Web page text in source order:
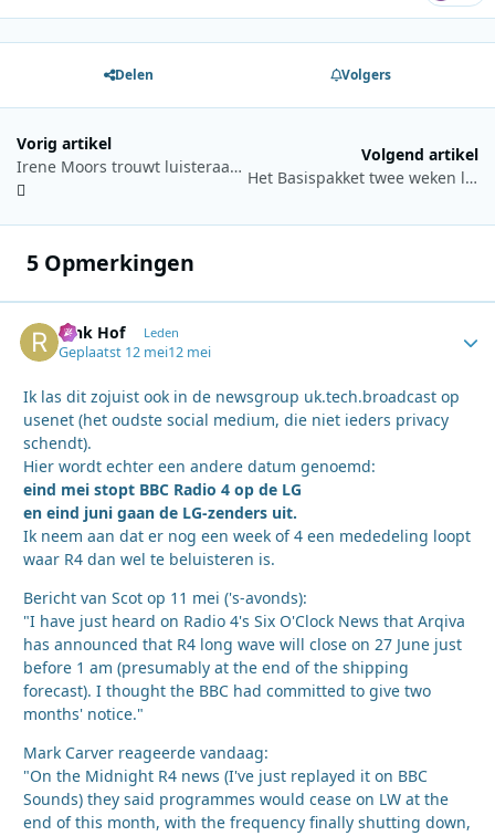
Delen Volgers
Vorig artikel
Irene Moors trouwt luisteraars tijdens 100% NL Trouwmarathon
Volgend artikel
Het Basispakket twee weken lang te horen op Radio Veronica
5 Opmerkingen
Rink Hof Leden
Geplaatst 12 mei12 mei
Ik las dit zojuist ook in de newsgroup uk.tech.broadcast op
usenet (het oudste social medium, die niet ieders privacy
schendt).
Hier wordt echter een andere datum genoemd:
eind mei stopt BBC Radio 4 op de LG
en eind juni gaan de LG-zenders uit.
Ik neem aan dat er nog een week of 4 een mededeling loopt
waar R4 dan wel te beluisteren is.
Bericht van Scot op 11 mei ('s-avonds):
"I have just heard on Radio 4's Six O'Clock News that Arqiva
has announced that R4 long wave will close on 27 June just
before 1 am (presumably at the end of the shipping
forecast). I thought the BBC had committed to give two
months' notice."
Mark Carver reageerde vandaag:
"On the Midnight R4 news (I've just replayed it on BBC
Sounds) they said programmes would cease on LW at the
end of this month, with the frequency finally shutting down,